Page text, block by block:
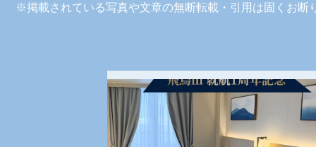
※掲載されている写真や文章の無断転載・引用は固くお断